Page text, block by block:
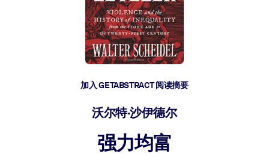
让团队更轻松地共同学习、解决实际问题并更快采取行动。
技能提升与重塑
培养您的员工应对未来挑战所需的技能。
加入 GETABSTRACT 阅读摘要
沃尔特·沙伊德尔
强力均富